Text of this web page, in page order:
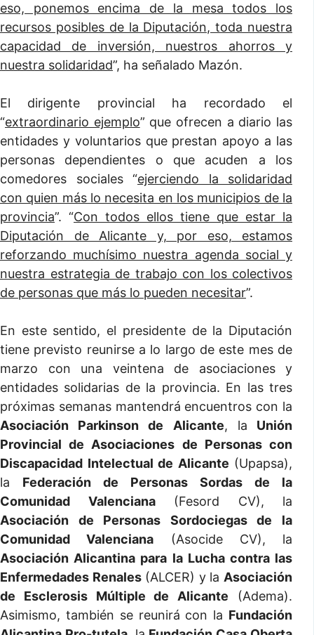
eso, ponemos encima de la mesa todos los
recursos posibles de la Diputación, toda nuestra
capacidad de inversión, nuestros ahorros y
nuestra solidaridad”, ha señalado Mazón.
El dirigente provincial ha recordado el
“extraordinario ejemplo” que ofrecen a diario las
entidades y voluntarios que prestan apoyo a las
personas dependientes o que acuden a los
comedores sociales “ejerciendo la solidaridad
con quien más lo necesita en los municipios de la
provincia”. “Con todos ellos tiene que estar la
Diputación de Alicante y, por eso, estamos
reforzando muchísimo nuestra agenda social y
nuestra estrategia de trabajo con los colectivos
de personas que más lo pueden necesitar”.
En este sentido, el presidente de la Diputación
tiene previsto reunirse a lo largo de este mes de
marzo con una veintena de asociaciones y
entidades solidarias de la provincia. En las tres
próximas semanas mantendrá encuentros con la
Asociación Parkinson de Alicante, la Unión
Provincial de Asociaciones de Personas con
Discapacidad Intelectual de Alicante (Upapsa),
la Federación de Personas Sordas de la
Comunidad Valenciana(Fesord CV), la
Asociación de Personas Sordociegas de la
Comunidad Valenciana (Asocide CV), la
Asociación Alicantina para la Lucha contra las
Enfermedades Renales(ALCER) y la Asociación
de Esclerosis Múltiple de Alicante (Adema).
Asimismo, también se reunirá con la Fundación